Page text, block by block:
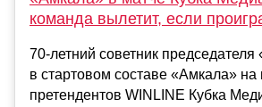
команда вылетит, если
70-летний советник
в стартовом составе «Амкала» на
претендентов WINLINE Кубка